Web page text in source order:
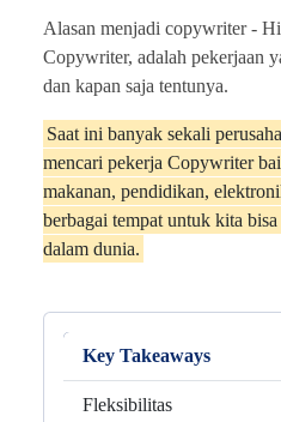
Alasan menjadi copywriter -
Copywriter, adalah pekerjaan
dan kapan saja tentunya.
Saat ini banyak sekali
mencari pekerja Copywriter
makanan, pendidikan,
berbagai tempat untuk kita
dalam dunia.
Key Takeaways
Fleksibilitas